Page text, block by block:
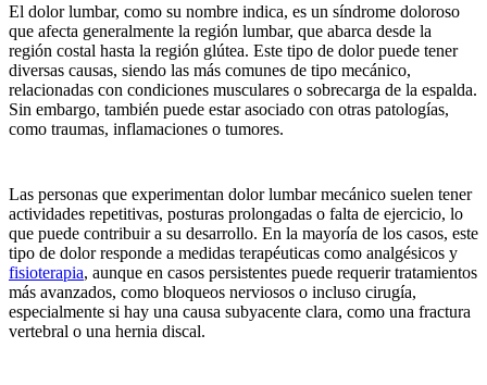
El dolor lumbar, como su nombre indica, es un síndrome doloroso
que afecta generalmente la región lumbar, que abarca desde la
región costal hasta la región glútea. Este tipo de dolor puede tener
diversas causas, siendo las más comunes de tipo mecánico,
relacionadas con condiciones musculares o sobrecarga de la espalda.
Sin embargo, también puede estar asociado con otras patologías,
como traumas, inflamaciones o tumores.
Las personas que experimentan dolor lumbar mecánico suelen tener
actividades repetitivas, posturas prolongadas o falta de ejercicio, lo
que puede contribuir a su desarrollo. En la mayoría de los casos, este
tipo de dolor responde a medidas terapéuticas como analgésicos y
fisioterapia, aunque en casos persistentes puede requerir tratamientos
más avanzados, como bloqueos nerviosos o incluso cirugía,
especialmente si hay una causa subyacente clara, como una fractura
vertebral o una hernia discal.